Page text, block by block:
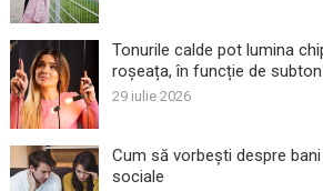
Tonurile calde pot lumina
roșeața, în funcție de subton
29 iulie 2026
Cum să vorbești despre
sociale